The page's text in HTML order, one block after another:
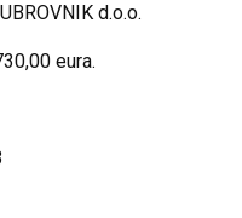
d.o.o.
eura.